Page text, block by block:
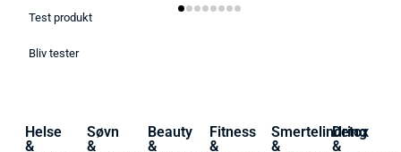
Test produkt
Bliv tester
Helse
&
Søvn
&
Beauty
&
Fitness
&
Smertelindring
&
Detox
&